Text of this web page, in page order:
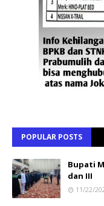
POPULAR POSTS
Bupati
dan III
11/22/